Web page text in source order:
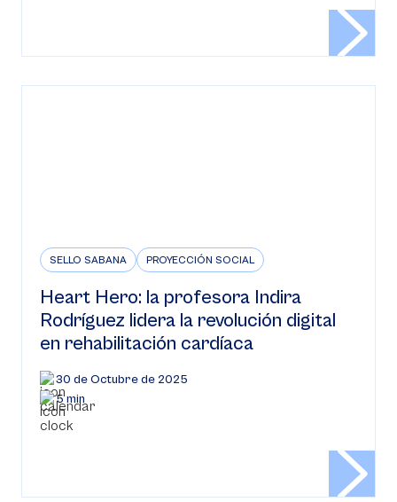
SELLO SABANA PROYECCIÓN SOCIAL
Heart Hero: la profesora Indira
Rodríguez lidera la revolución digital
en rehabilitación cardíaca
30 de Octubre de 2025
5 min